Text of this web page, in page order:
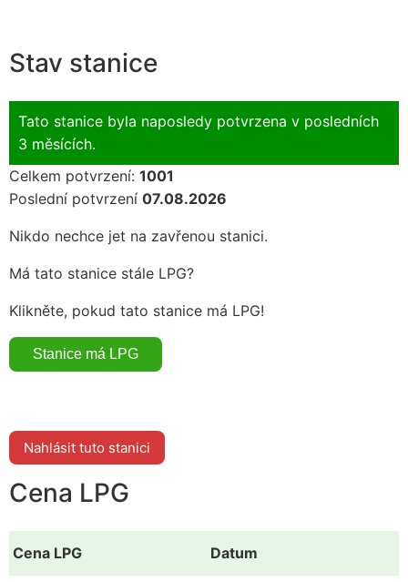
Stav stanice
Tato stanice byla naposledy potvrzena v posledních
3 měsících.
Celkem potvrzení: 1001
Poslední potvrzení 07.08.2026
Nikdo nechce jet na zavřenou stanici.
Má tato stanice stále LPG?
Klikněte, pokud tato stanice má LPG!
Nahlásit tuto stanici
Cena LPG
Cena LPG Datum